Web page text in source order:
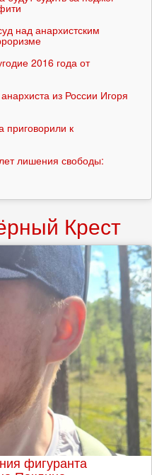
над анархистским
2016 года от
из России Игоря
приговорили к
лишения свободы:
Крест
фигуранта